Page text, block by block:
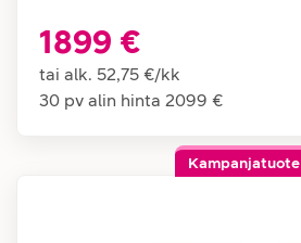
1899 €
tai alk. 52,75 €/kk
30 pv alin hinta 2099 €
Kampanjatuote